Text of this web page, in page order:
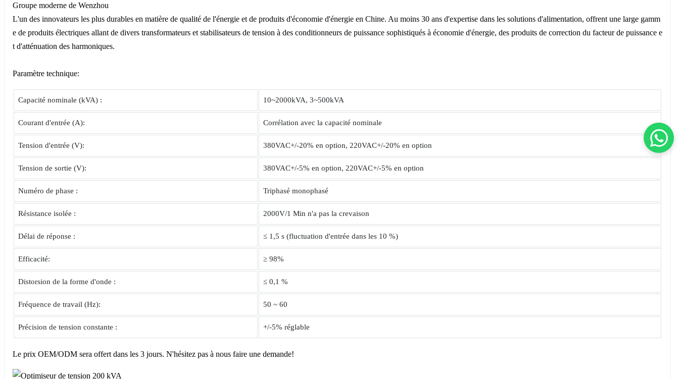
Groupe moderne de Wenzhou
L'un des innovateurs les plus durables en matière de qualité de l'énergie et de produits d'économie d'énergie en Chine. Au moins 30 ans d'expertise dans les solutions d'alimentation, offrent une large gamm
e de produits électriques allant de divers transformateurs et stabilisateurs de tension à des conditionneurs de puissance sophistiqués à économie d'énergie, des produits de correction du facteur de puissance e
t d'atténuation des harmoniques.
Paramètre technique:
Capacité nominale (kVA) : 10~2000kVA, 3~500kVA
Courant d'entrée (A): Corrélation avec la capacité nominale
Tension d'entrée (V): 380VAC+/-20% en option, 220VAC+/-20% en option
Tension de sortie (V): 380VAC+/-5% en option, 220VAC+/-5% en option
Numéro de phase : Triphasé monophasé
Résistance isolée : 2000V/1 Min n'a pas la crevaison
Délai de réponse : ≤ 1,5 s (fluctuation d'entrée dans les 10 %)
Efficacité: ≥ 98%
Distorsion de la forme d'onde : ≤ 0,1 %
Fréquence de travail (Hz): 50 ~ 60
Précision de tension constante : +/-5% réglable
Le prix OEM/ODM sera offert dans les 3 jours. N'hésitez pas à nous faire une demande!